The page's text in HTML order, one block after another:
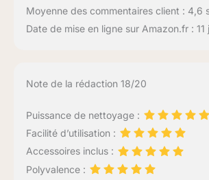
Moyenne des commentaires client : 4,6
Date de mise en ligne sur Amazon.fr :
Note de la rédaction 18/20
Puissance de nettoyage :
Facilité d’utilisation :
Accessoires inclus :
Polyvalence :